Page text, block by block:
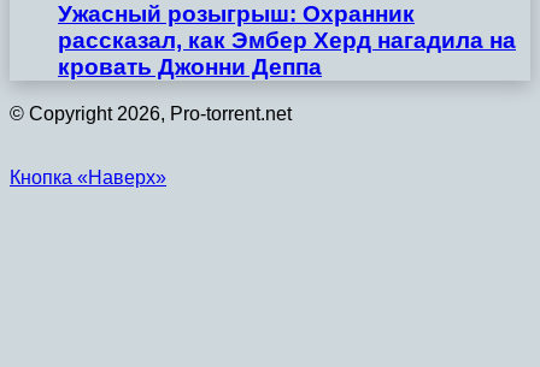
Ужасный розыгрыш: Охранник
рассказал, как Эмбер Херд нагадила на
кровать Джонни Деппа
© Copyright 2026, Pro-torrent.net
Кнопка «Наверх»